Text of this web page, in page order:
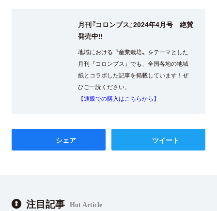
月刊『コロンブス』2024年4月号 絶賛
発売中‼
地域における〝産業栽培〟をテーマとした
月刊『コロンブス』でも、全国各地の地域
紙とコラボした記事を掲載しています！ぜ
ひご一読ください。
【通販での購入はこちらから】
シェア ツイート
注目記事 Hot Article